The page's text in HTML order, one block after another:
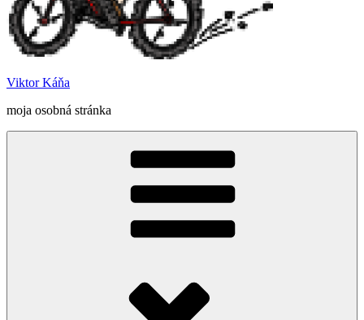
Viktor Káňa
moja osobná stránka